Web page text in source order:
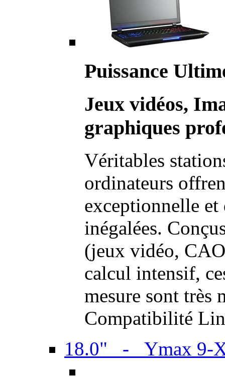
Puissance
Jeux vidéos,
graphiques
Véritables
ordinateurs
exceptionnelle et
inégalées.
(jeux vidéo,
calcul intensif,
mesure sont très
Compatibilité
18.0" - Ymax 9-